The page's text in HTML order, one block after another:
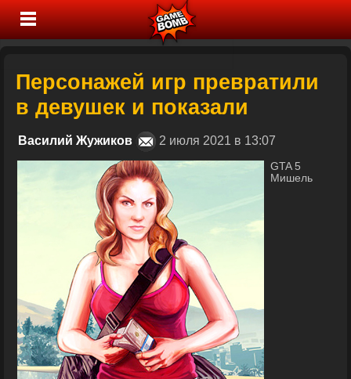
Персонажей игр превратили
в девушек и показали
Василий Жужиков 2 июля 2021 в 13:07
GTA 5
Мишель